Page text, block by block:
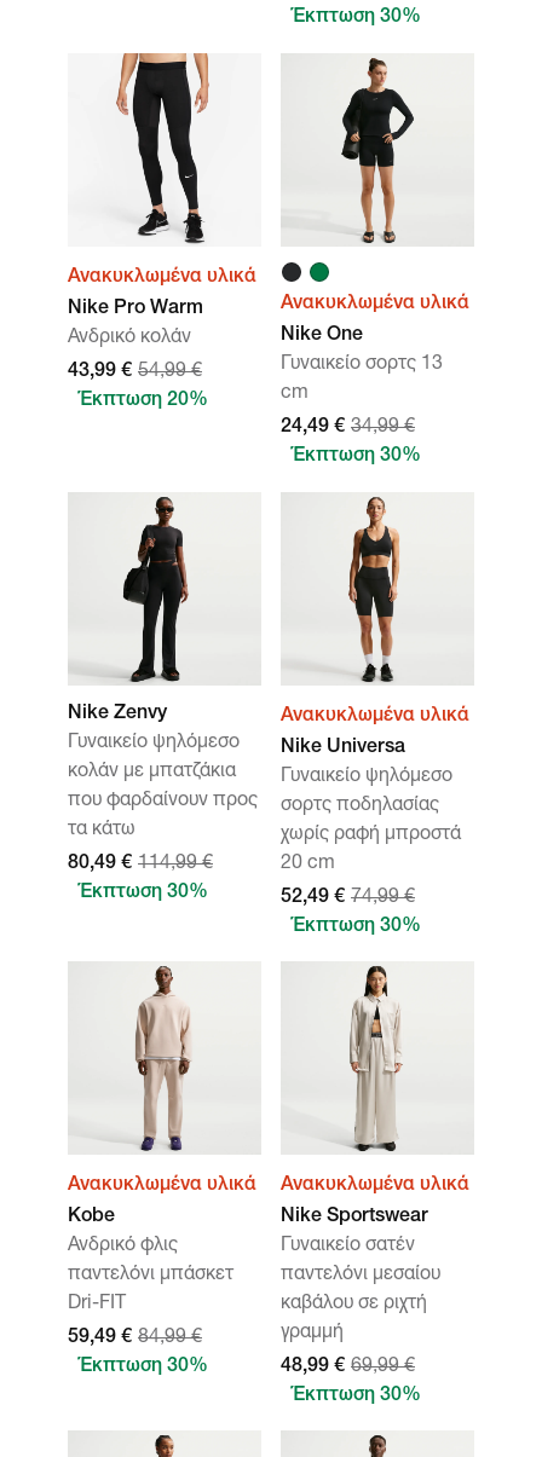
Έκπτωση 30%
Ανακυκλωμένα υλικά
Nike Pro Warm
Ανδρικό κολάν
43,99 € 54,99 €
Έκπτωση 20%
Ανακυκλωμένα υλικά
Nike One
Γυναικείο σορτς 13
cm
24,49 € 34,99 €
Έκπτωση 30%
Nike Zenvy
Γυναικείο ψηλόμεσο
κολάν με μπατζάκια
που φαρδαίνουν προς
τα κάτω
80,49 € 114,99 €
Έκπτωση 30%
Ανακυκλωμένα υλικά
Nike Universa
Γυναικείο ψηλόμεσο
σορτς ποδηλασίας
χωρίς ραφή μπροστά
20 cm
52,49 € 74,99 €
Έκπτωση 30%
Ανακυκλωμένα υλικά
Kobe
Ανδρικό φλις
παντελόνι μπάσκετ
Dri-FIT
59,49 € 84,99 €
Έκπτωση 30%
Ανακυκλωμένα υλικά
Nike Sportswear
Γυναικείο σατέν
παντελόνι μεσαίου
καβάλου σε ριχτή
γραμμή
48,99 € 69,99 €
Έκπτωση 30%